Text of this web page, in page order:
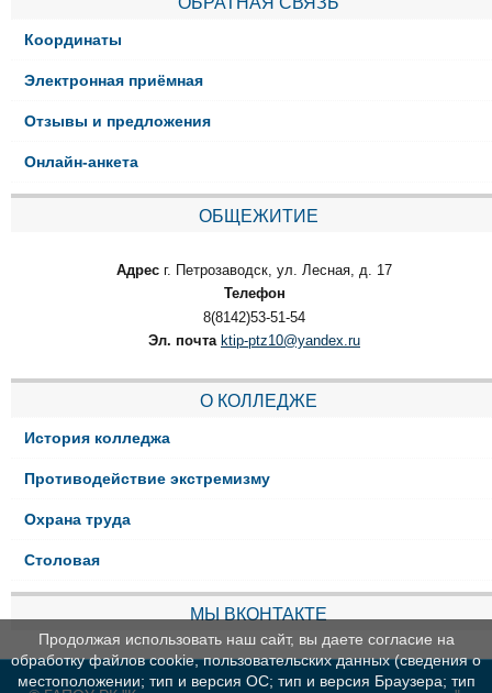
Координаты
Электронная приёмная
Отзывы и предложения
Онлайн-анкета
ОБЩЕЖИТИЕ
Адрес г. Петрозаводск, ул. Лесная, д. 17
Телефон
8(8142)53-51-54
Эл. почта ktip-ptz10@yandex.ru
О КОЛЛЕДЖЕ
История колледжа
Противодействие экстремизму
Охрана труда
Столовая
МЫ ВКОНТАКТЕ
Продолжая использовать наш сайт, вы даете согласие на
обработку файлов cookie, пользовательских данных (сведения о
местоположении; тип и версия ОС; тип и версия Браузера; тип